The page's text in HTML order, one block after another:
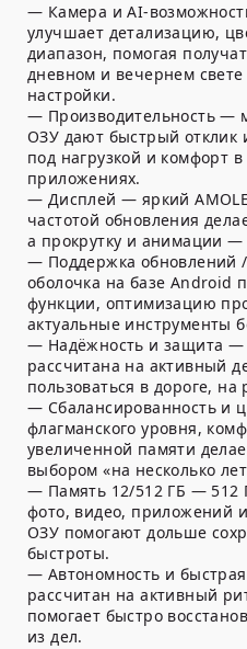
— Камера и AI-
улучшает детализацию,
диапазон, помогая
дневном и вечернем свете
настройки.
— Производительность —
ОЗУ дают быстрый отклик
под нагрузкой и комфорт
приложениях.
— Дисплей — яркий
частотой обновления
а прокрутку и анимации
— Поддержка обновлений
оболочка на базе Android
функции, оптимизацию
актуальные инструменты
— Надёжность и защита —
рассчитана на активный
пользоваться в дороге, на
— Сбалансированность и
флагманского уровня,
увеличенной памяти
выбором «на несколько
— Память 12/512 ГБ — 512
фото, видео, приложений
ОЗУ помогают дольше
быстроты.
— Автономность и
рассчитан на активный
помогает быстро
из дел.